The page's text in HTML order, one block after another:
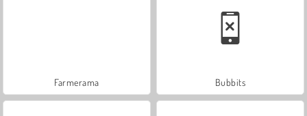
Farmerama Bubbits